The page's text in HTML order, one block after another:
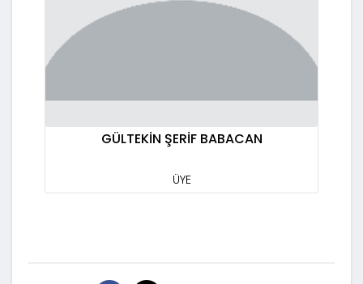
GÜLTEKİN ŞERİF BABACAN
ÜYE